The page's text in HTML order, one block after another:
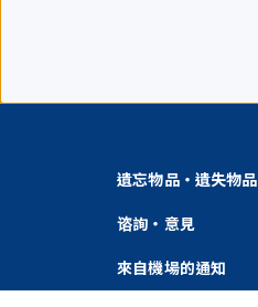
遺忘物品・遺失物品
谘詢・意見
來自機場的通知